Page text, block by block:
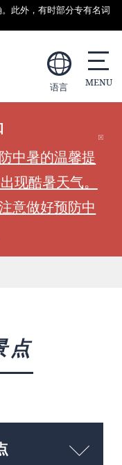
此外，有时部分专有名词
语言
中暑的温馨提
现酷暑天气。
意做好预防中
点